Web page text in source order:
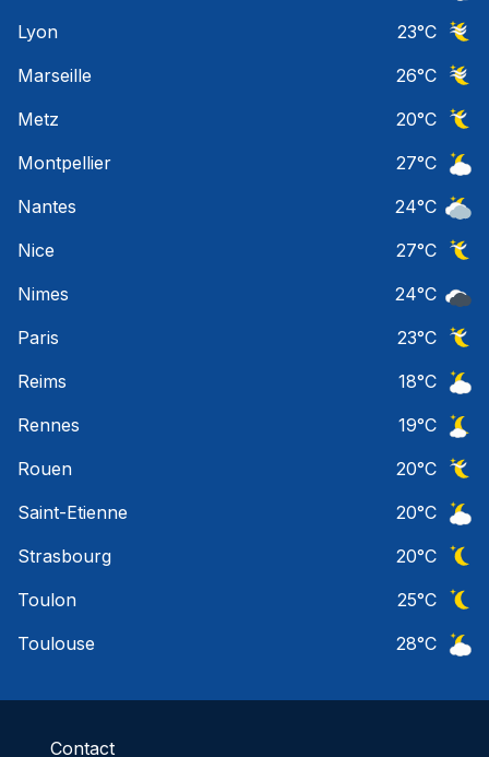
Lyon
23°C
Marseille
26°C
Metz
20°C
Montpellier
27°C
Nantes
24°C
Nice
27°C
Nimes
24°C
Paris
23°C
Reims
18°C
Rennes
19°C
Rouen
20°C
Saint-Etienne
20°C
Strasbourg
20°C
Toulon
25°C
Toulouse
28°C
Contact